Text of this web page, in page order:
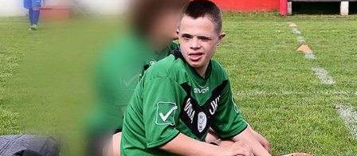
Nazionali
Partner
Tecnici
SGS
Paralimpico
Serie
A